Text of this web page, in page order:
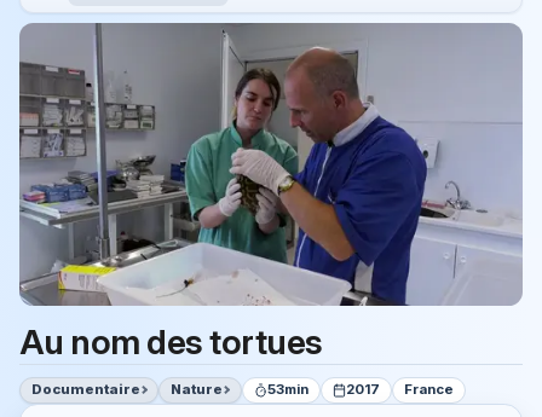
Au nom des tortues
Documentaire Nature 53min 2017 France